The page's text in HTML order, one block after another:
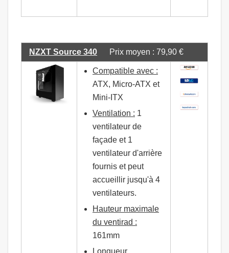
NZXT Source 340 Prix moyen : 79,90 €
Compatible avec :
ATX, Micro-ATX et
Mini-ITX
Ventilation : 1
ventilateur de
façade et 1
ventilateur d'arrière
fournis et peut
accueillir jusqu'à 4
ventilateurs.
Hauteur maximale
du ventirad :
161mm
Longueur